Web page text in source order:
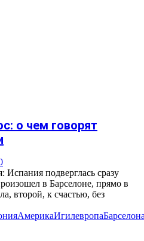
о чем говорят
Испания подверглась сразу
в Барселоне, прямо в
второй, к счастью, без
АмерикаИгилевропа